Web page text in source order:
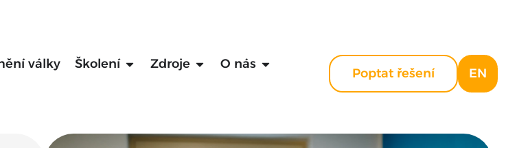
války Školení Zdroje O nás Poptat řešení EN